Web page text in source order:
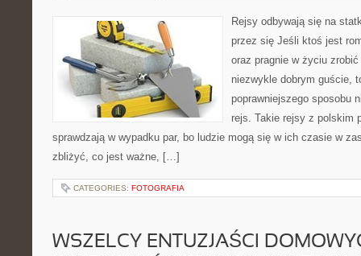
Rejsy odbywają się na
przez się Jeśli ktoś jest
oraz pragnie w życiu
niezwykle dobrym guście,
poprawniejszego sposobu
rejs. Takie rejsy z polskim
sprawdzają w wypadku par, bo ludzie mogą się w ich czasie w
zbliżyć, co jest ważne, […]
CATEGORIES: FOTOGRAFIA
WSZELCY ENTUZJAŚCI